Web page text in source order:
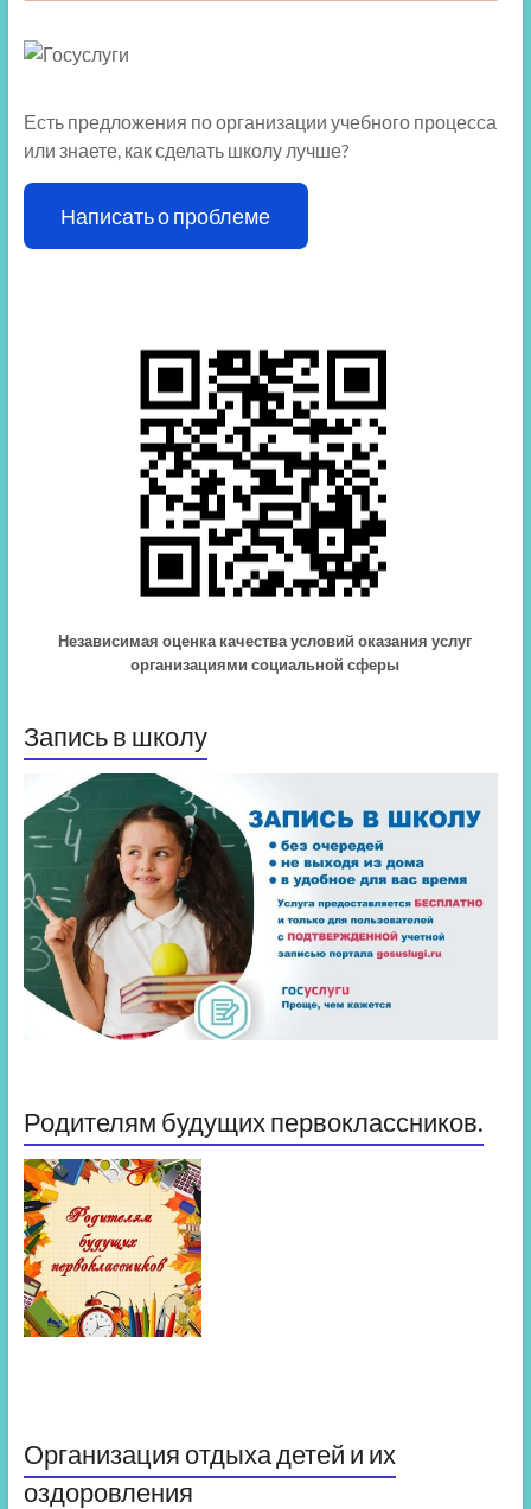
Есть предложения по организации учебного процесса
или знаете, как сделать школу лучше?
Написать о проблеме
Независимая оценка качества условий оказания услуг
организациями социальной сферы
Запись в школу
Родителям будущих первоклассников.
Организация отдыха детей и их
оздоровления